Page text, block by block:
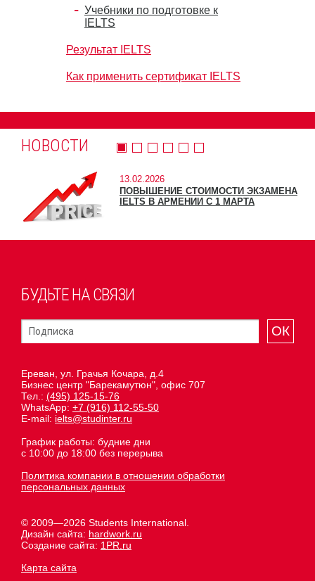
Учебники по подготовке к
IELTS
Результат IELTS
Как применить сертификат IELTS
НОВОСТИ
13.02.2026
ПОВЫШЕНИЕ СТОИМОСТИ ЭКЗАМЕНА
IELTS В АРМЕНИИ С 1 МАРТА
БУДЬТЕ НА СВЯЗИ
ОК
Ереван, ул. Грачья Кочара, д.4
Бизнес центр "Барекамутюн", офис 707
Тел.: (495) 125-15-76
WhatsApp: +7 (916) 112-55-50
E-mail: ielts@studinter.ru
График работы: будние дни
с 10:00 до 18:00 без перерыва
Политика компании в отношении обработки
персональных данных
© 2009—2026 Students International.
Дизайн сайта: hardwork.ru
Создание сайта: 1PR.ru
Карта сайта